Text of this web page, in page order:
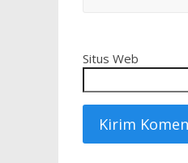
Situs Web